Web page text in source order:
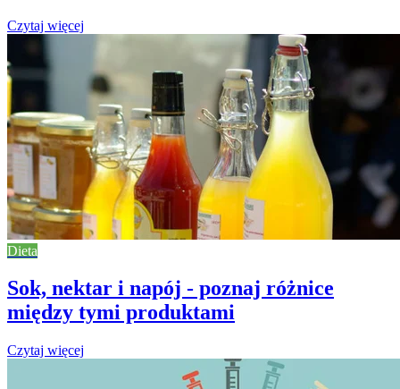
Czytaj więcej
Dieta
Sok, nektar i napój - poznaj różnice
między tymi produktami
Czytaj więcej